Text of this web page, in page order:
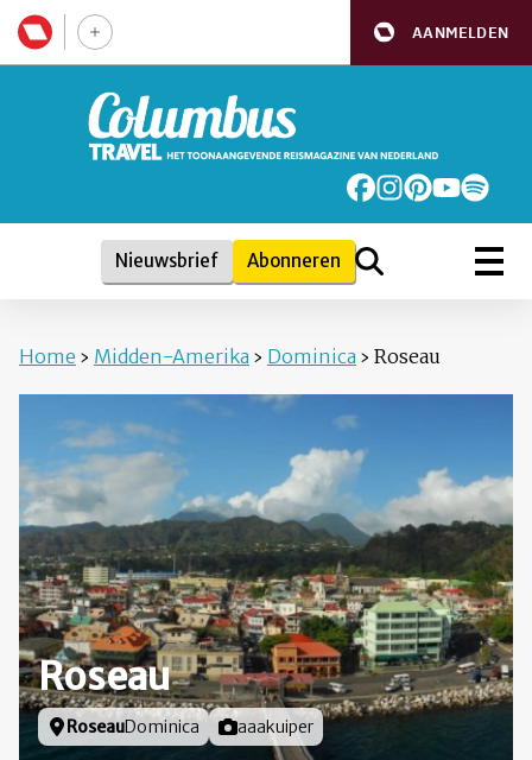
AANMELDEN
Nieuwsbrief Abonneren
Home › Midden-Amerika › Dominica › Roseau
Roseau
Locatie
RoseauDominica Foto door
aaakuiper